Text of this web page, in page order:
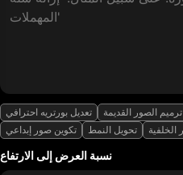
تعديل بورتريه احترافي ترميم الصور القديمة
تكوين صور إبداعي
تحويل النمط
نسبة العرض إلى الارتفاع